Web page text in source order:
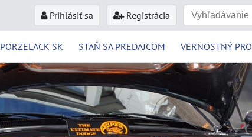
Prihlásiť sa Registrácia
PORZELACK SK STAŇ SA PREDAJCOM VERNOSTNÝ